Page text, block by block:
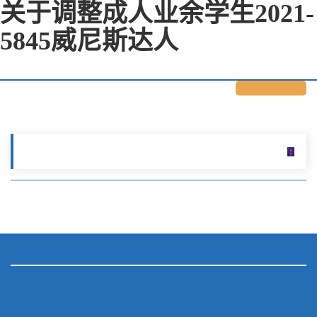
关于调整成人业余学生2021-
5845威尼斯达人